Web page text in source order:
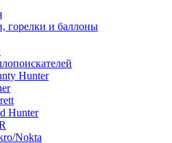
горелки и баллоны
Hunter
Hunter
Nokta